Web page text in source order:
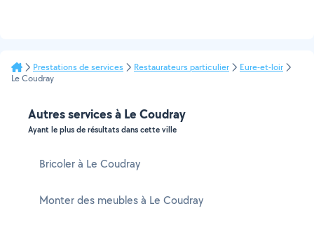
Prestations de services Restaurateurs particulier
Eure-et-loir
Le Coudray
Autres services à Le Coudray
Ayant le plus de résultats dans cette ville
Bricoler à Le Coudray
Monter des meubles à Le Coudray